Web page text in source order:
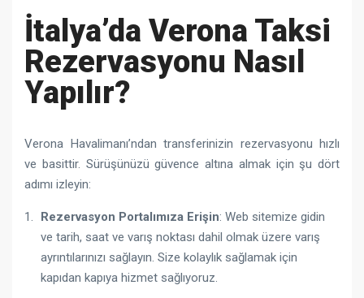
İtalya’da Verona Taksi
Rezervasyonu Nasıl
Yapılır?
Verona Havalimanı’ndan transferinizin rezervasyonu hızlı
ve basittir. Sürüşünüzü güvence altına almak için şu dört
adımı izleyin:
Rezervasyon Portalımıza Erişin: Web sitemize gidin
ve tarih, saat ve varış noktası dahil olmak üzere varış
ayrıntılarınızı sağlayın. Size kolaylık sağlamak için
kapıdan kapıya hizmet sağlıyoruz.